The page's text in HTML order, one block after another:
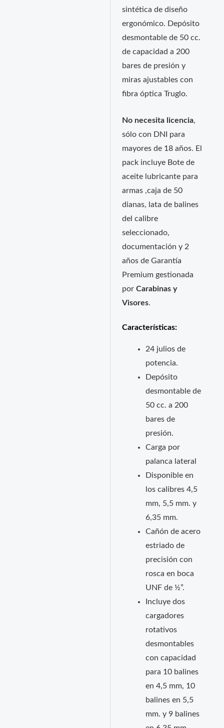
sintética de diseño
ergonómico. Depósito
desmontable de 50 cc.
de capacidad a 200
bares de presión y
miras ajustables con
fibra óptica Truglo.
No necesita licencia,
sólo con DNI para
mayores de 18 años. El
pack incluye Bote de
aceite lubricante para
armas ,caja de 50
dianas, lata de balines
del calibre
seleccionado,
documentación y 2
años de Garantía
Premium gestionada
porCarabinas y
Visores.
Características:
24 julios de
potencia.
Depósito
desmontable de
50 cc. a 200
bares de
presión.
Carga por
palanca lateral
Disponible en
los calibres 4,5
mm, 5,5 mm. y
6,35 mm.
Cañón de acero
estriado de
precisión con
rosca en boca
UNF de ½”.
Incluye dos
cargadores
rotativos
desmontables
con capacidad
para 10 balines
en 4,5 mm, 10
balines en 5,5
mm. y 9 balines